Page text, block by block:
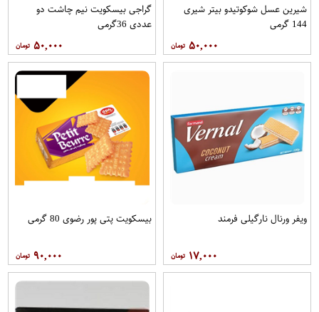
شیرین عسل شوکوتیدو بیتر شیری
144 گرمی
۵۰,۰۰۰
گراجی بیسکویت نیم چاشت دو
عددی 36گرمی
۵۰,۰۰۰
ویفر ورنال نارگیلی فرمند
۱۷,۰۰۰
بیسکویت پتی پور رضوی 80 گرمی
۹۰,۰۰۰